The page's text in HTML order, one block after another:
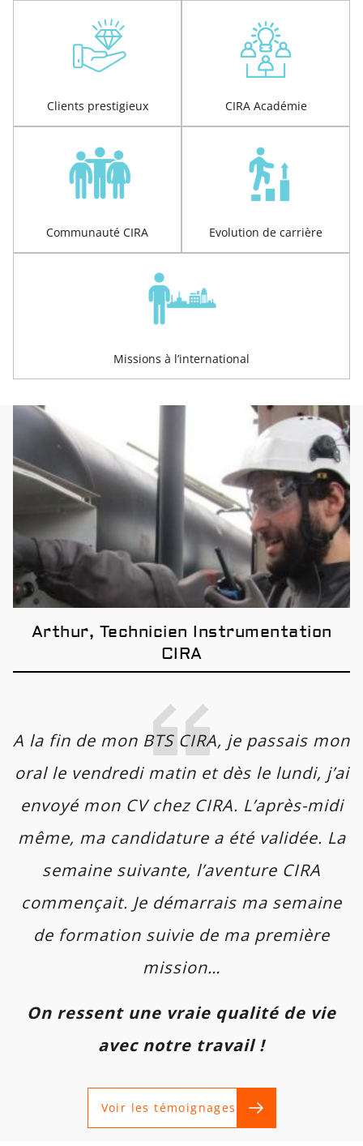
Clients prestigieux CIRA Académie
Communauté CIRA Evolution de carrière
Missions à l’international
Arthur, Technicien Instrumentation
CIRA
A la fin de mon BTS CIRA, je passais mon
oral le vendredi matin et dès le lundi, j’ai
envoyé mon CV chez CIRA. L’après-midi
même, ma candidature a été validée. La
semaine suivante, l’aventure CIRA
commençait. Je démarrais ma semaine
de formation suivie de ma première
mission…
On ressent une vraie qualité de vie
avec notre travail !
Voir les témoignages